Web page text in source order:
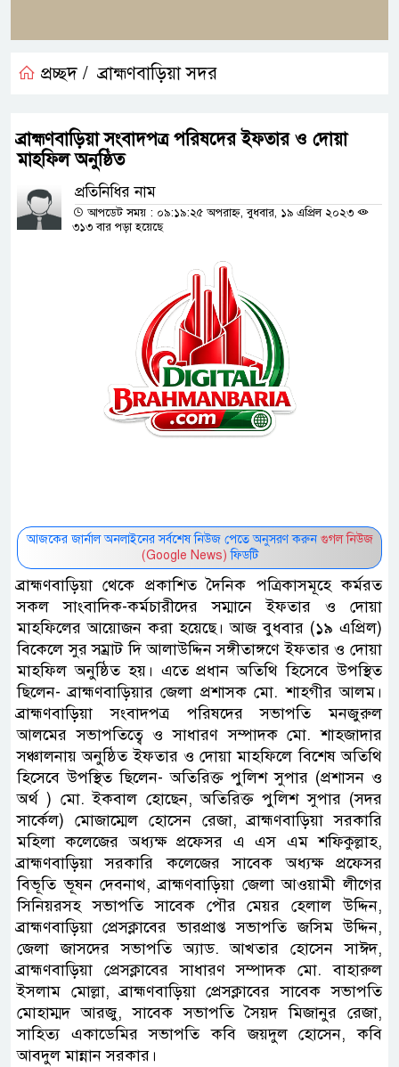
প্রচ্ছদ / ব্রাহ্মণবাড়িয়া সদর
ব্রাহ্মণবাড়িয়া সংবাদপত্র পরিষদের ইফতার ও দোয়া
মাহফিল অনুষ্ঠিত
প্রতিনিধির নাম
আপডেট সময় : ০৯:১৯:২৫ অপরাহ্ন, বুধবার, ১৯ এপ্রিল ২০২৩
৩১৩ বার পড়া হয়েছে
আজকের জার্নাল অনলাইনের সর্বশেষ নিউজ পেতে অনুসরণ করুন গুগল নিউজ
(Google News) ফিডটি
ব্রাহ্মণবাড়িয়া থেকে প্রকাশিত দৈনিক পত্রিকাসমূহে কর্মরত
সকল সাংবাদিক-কর্মচারীদের সম্মানে ইফতার ও দোয়া
মাহফিলের আয়োজন করা হয়েছে। আজ বুধবার (১৯ এপ্রিল)
বিকেলে সুর সম্রাট দি আলাউদ্দিন সঙ্গীতাঙ্গণে ইফতার ও দোয়া
মাহফিল অনুষ্ঠিত হয়। এতে প্রধান অতিথি হিসেবে উপস্থিত
ছিলেন- ব্রাহ্মণবাড়িয়ার জেলা প্রশাসক মো. শাহগীর আলম।
ব্রাহ্মণবাড়িয়া সংবাদপত্র পরিষদের সভাপতি মনজুরুল
আলমের সভাপতিত্বে ও সাধারণ সম্পাদক মো. শাহজাদার
সঞ্চালনায় অনুষ্ঠিত ইফতার ও দোয়া মাহফিলে বিশেষ অতিথি
হিসেবে উপস্থিত ছিলেন- অতিরিক্ত পুলিশ সুপার (প্রশাসন ও
অর্থ ) মো. ইকবাল হোছেন, অতিরিক্ত পুলিশ সুপার (সদর
সার্কেল) মোজাম্মেল হোসেন রেজা, ব্রাহ্মণবাড়িয়া সরকারি
মহিলা কলেজের অধ্যক্ষ প্রফেসর এ এস এম শফিকুল্লাহ,
ব্রাহ্মণবাড়িয়া সরকারি কলেজের সাবেক অধ্যক্ষ প্রফেসর
বিভূতি ভূষন দেবনাথ, ব্রাহ্মণবাড়িয়া জেলা আওয়ামী লীগের
সিনিয়রসহ সভাপতি সাবেক পৌর মেয়র হেলাল উদ্দিন,
ব্রাহ্মণবাড়িয়া প্রেসক্লাবের ভারপ্রাপ্ত সভাপতি জসিম উদ্দিন,
জেলা জাসদের সভাপতি অ্যাড. আখতার হোসেন সাঈদ,
ব্রাহ্মণবাড়িয়া প্রেসক্লাবের সাধারণ সম্পাদক মো. বাহারুল
ইসলাম মোল্লা, ব্রাহ্মণবাড়িয়া প্রেসক্লাবের সাবেক সভাপতি
মোহাম্মদ আরজু, সাবেক সভাপতি সৈয়দ মিজানুর রেজা,
সাহিত্য একাডেমির সভাপতি কবি জয়দুল হোসেন, কবি
আবদুল মান্নান সরকার।